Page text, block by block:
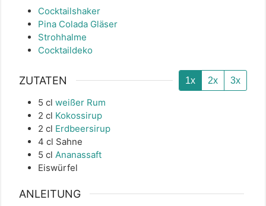
Cocktailshaker
Pina Colada Gläser
Strohhalme
Cocktaildeko
ZUTATEN 1x 2x 3x
5 cl weißer Rum
2 cl Kokossirup
2 cl Erdbeersirup
4 cl Sahne
5 cl Ananassaft
Eiswürfel
ANLEITUNG